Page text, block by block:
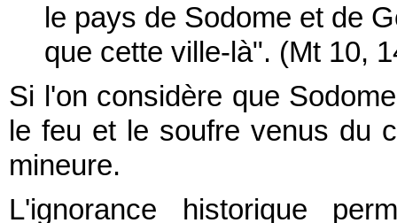
le pays de Sodome et de
que cette ville-là". (Mt 10,
Si l'on considère que
le feu et le soufre venus du
mineure.
L'ignorance historique